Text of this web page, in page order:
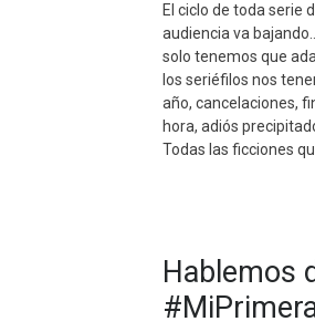
El ciclo de toda serie
audiencia va
solo tenemos que
los seriéfilos nos
año, cancelaciones,
hora, adiós
Todas las ficciones
Hablemos